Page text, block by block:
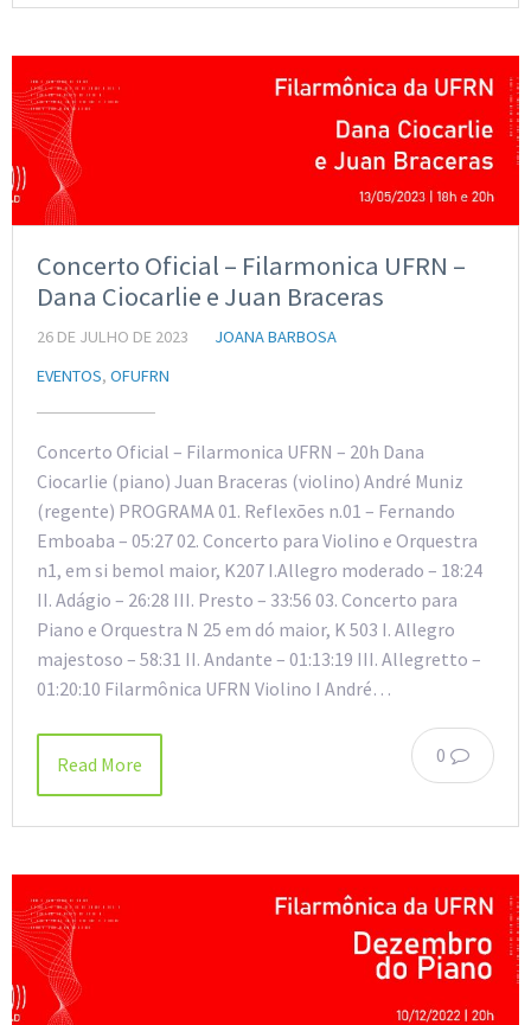
Concerto Oficial – Filarmonica UFRN –
Dana Ciocarlie e Juan Braceras
26 DE JULHO DE 2023
JOANA BARBOSA
EVENTOS, OFUFRN
Concerto Oficial – Filarmonica UFRN – 20h Dana
Ciocarlie (piano) Juan Braceras (violino) André Muniz
(regente) PROGRAMA 01. Reflexões n.01 – Fernando
Emboaba – 05:27 02. Concerto para Violino e Orquestra
n1, em si bemol maior, K207 I.Allegro moderado – 18:24
II. Adágio – 26:28 III. Presto – 33:56 03. Concerto para
Piano e Orquestra N 25 em dó maior, K 503 I. Allegro
majestoso – 58:31 II. Andante – 01:13:19 III. Allegretto –
01:20:10 Filarmônica UFRN Violino I André…
0
Read More